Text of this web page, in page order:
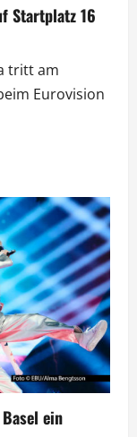
Startplatz 16
tritt am
Eurovision
ein